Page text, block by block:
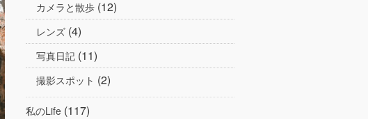
カメラと散歩 (12)
レンズ (4)
写真日記 (11)
撮影スポット (2)
私のLife (117)